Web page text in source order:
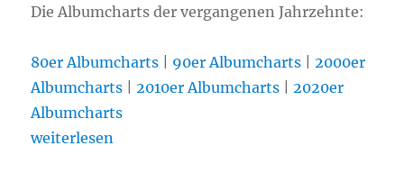
Die Albumcharts der vergangenen Jahrzehnte:
80er Albumcharts 90er Albumcharts |2000er
Albumcharts |2010er Albumcharts |2020er
Albumcharts
„Die Albumcharts (LP) der Jahrzehnte“
weiterlesen